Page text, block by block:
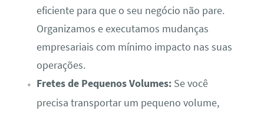
eficiente para que o seu negócio não pare.
Organizamos e executamos mudanças
empresariais com mínimo impacto nas suas
operações.
Fretes de Pequenos Volumes:Se você
precisa transportar um pequeno volume,